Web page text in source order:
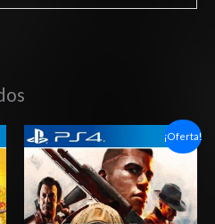
¡Oferta!
Rango
de
precios:
desde
$6.03
hasta
$10.03